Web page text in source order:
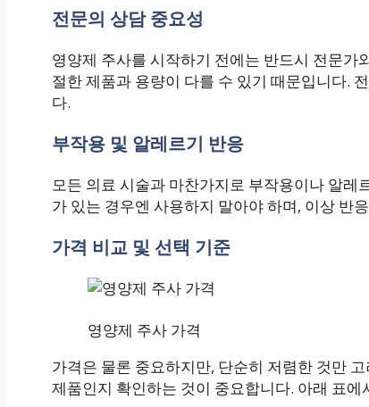
전문의 상담 중요성
영양제 주사를 시작하기 전에는 반드시 전문가
절한 제품과 용량이 다를 수 있기 때문입니다.
다.
부작용 및 알레르기 반응
모든 의료 시술과 마찬가지로 부작용이나 알
가 있는 경우엔 사용하지 말아야 하며, 이상 반
가격 비교 및 선택 기준
영양제 주사 가격
가격은 물론 중요하지만, 단순히 저렴한 것만
제품인지 확인하는 것이 중요합니다. 아래 표